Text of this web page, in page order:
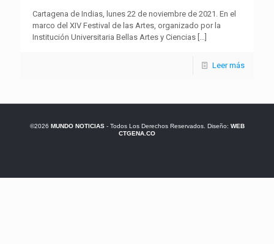
Cartagena de Indias, lunes 22 de noviembre de 2021. En el
marco del XIV Festival de las Artes, organizado por la
Institución Universitaria Bellas Artes y Ciencias […]
Leer más
©2026 MUNDO NOTICIAS- Todos Los Derechos Reservados. Diseño: WEB
CTGENA.CO